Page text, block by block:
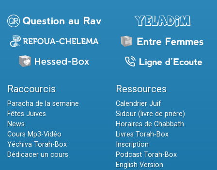
Raccourcis
Paracha de la semaine
Fêtes Juives
News
Cours Mp3-Vidéo
Yéchiva Torah-Box
Dédicacer un cours
Ressources
Calendrier Juif
Sidour (livre de prière)
Horaires de Chabbath
Livres Torah-Box
Inscription
Podcast Torah-Box
English Version